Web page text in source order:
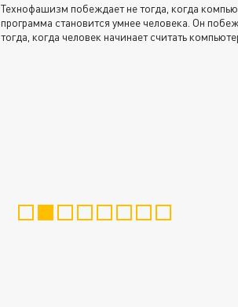
Технофашизм побеждает не тогда, когда
программа становится умнее человека. Он
тогда, когда человек начинает считать